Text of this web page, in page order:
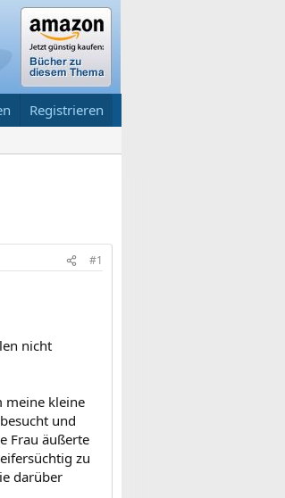
Registrieren
#1
nicht
meine kleine
und
Frau äußerte
zu
darüber